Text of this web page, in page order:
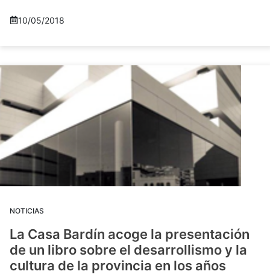
10/05/2018
NOTICIAS
La Casa Bardín acoge la presentación
de un libro sobre el desarrollismo y la
cultura de la provincia en los años